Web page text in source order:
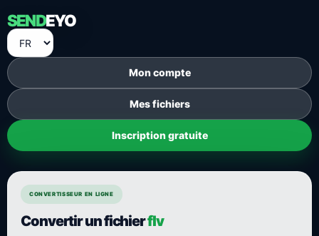
SENDEYO
Mon compte
Mes fichiers
Inscription gratuite
CONVERTISSEUR EN LIGNE
Convertir un fichierflv